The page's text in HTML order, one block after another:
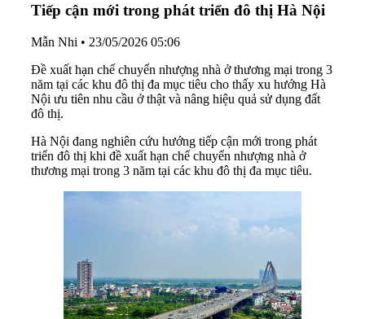
Tiếp cận mới trong phát triển đô thị Hà Nội
Mẫn Nhi • 23/05/2026 05:06
Đề xuất hạn chế chuyển nhượng nhà ở thương mại trong 3
năm tại các khu đô thị đa mục tiêu cho thấy xu hướng Hà
Nội ưu tiên nhu cầu ở thật và nâng hiệu quả sử dụng đất
đô thị.
Hà Nội đang nghiên cứu hướng tiếp cận mới trong phát
triển đô thị khi đề xuất hạn chế chuyển nhượng nhà ở
thương mại trong 3 năm tại các khu đô thị đa mục tiêu.